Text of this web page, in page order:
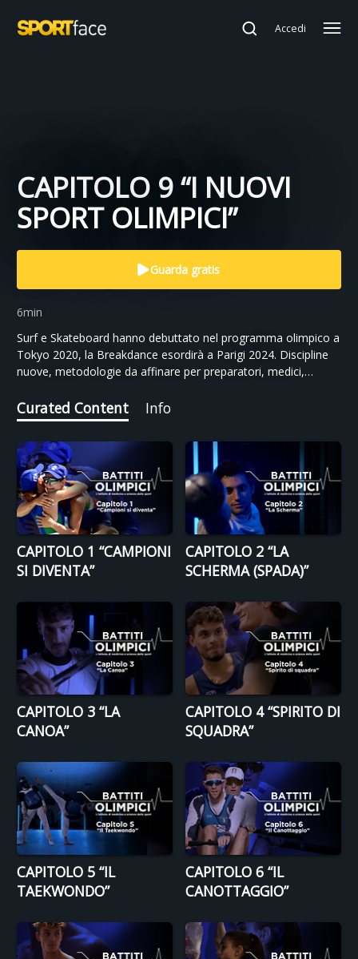
Accedi
CAPITOLO 9 “I NUOVI
SPORT OLIMPICI”
Guarda gratis
6min
Surf e Skateboard hanno debuttato nel programma olimpico a
Tokyo 2020, la Breakdance esordirà a Parigi 2024. Discipline
nuove, metodologie da affinare per preparatori, medici,
Curated Content Info
CAPITOLO 1 “CAMPIONI
SI DIVENTA”
CAPITOLO 2 “LA
SCHERMA (SPADA)”
CAPITOLO 3 “LA
CANOA”
CAPITOLO 4 “SPIRITO DI
SQUADRA”
CAPITOLO 5 “IL
TAEKWONDO”
CAPITOLO 6 “IL
CANOTTAGGIO”